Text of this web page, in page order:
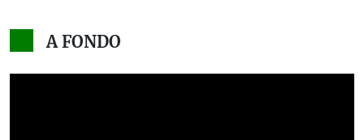
A FONDO